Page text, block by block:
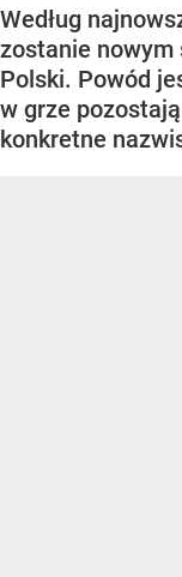
Według
zostanie nowym
Polski. Powód
w grze
konkretne